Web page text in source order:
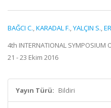
BAĞCI C.,KARADAL F.,YALÇIN S.,
4th INTERNATIONAL SYMPOSIUM
21 - 23 Ekim 2016
Yayın Türü: Bildiri